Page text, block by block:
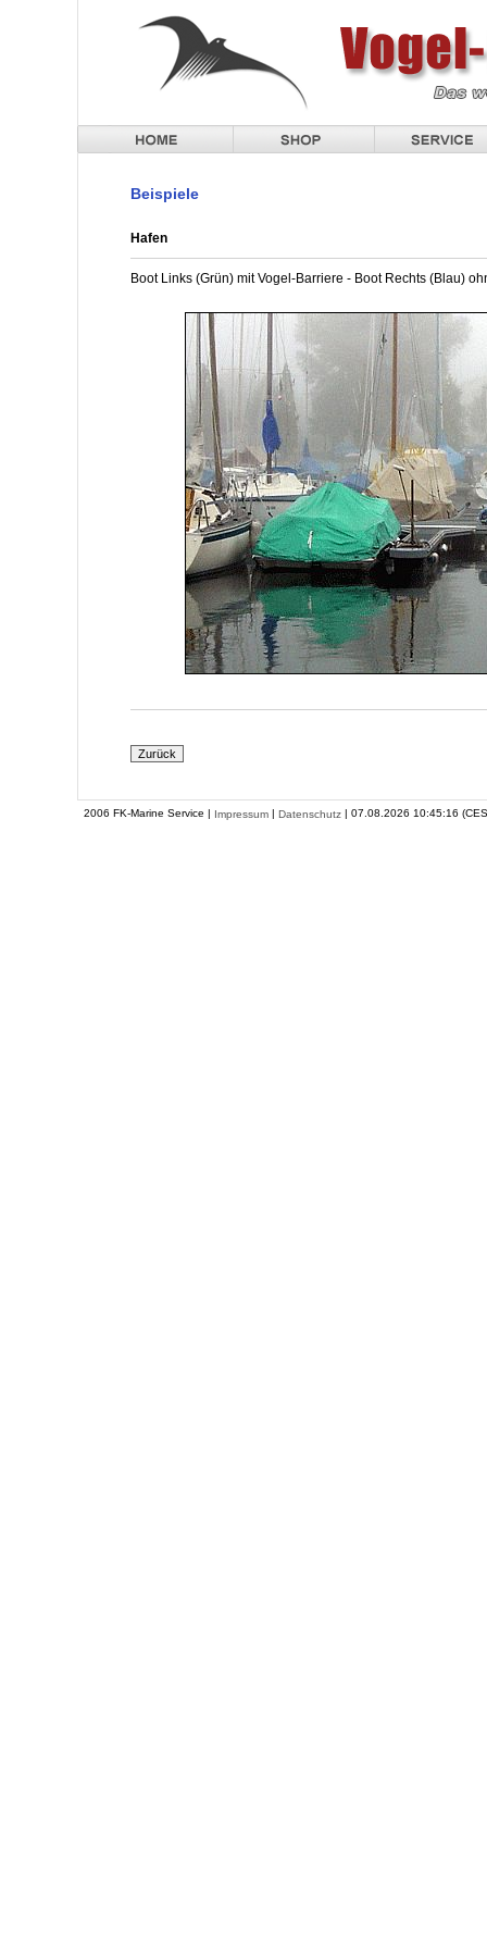
Beispiele
Hafen
Boot Links (Grün) mit Vogel-Barriere - Boot Rechts (Blau)
2006 FK-Marine Service | Impressum | Datenschutz | 07.08.2026 10:45:16